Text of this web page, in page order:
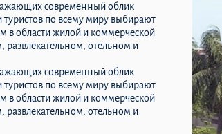
современный облик
по всему миру выбирают
в области жилой и коммерческой
развлекательном, отельном и
современный облик
по всему миру выбирают
в области жилой и коммерческой
развлекательном, отельном и